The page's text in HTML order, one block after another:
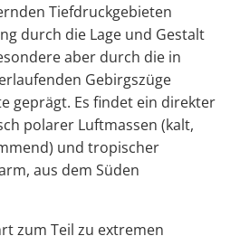
Tiefdruckgebieten
durch die Lage und Gestalt
aber durch die in
Gebirgszüge
geprägt. Es findet ein direkter
polarer Luftmassen (kalt,
und tropischer
aus dem Süden
zum Teil zu extremen